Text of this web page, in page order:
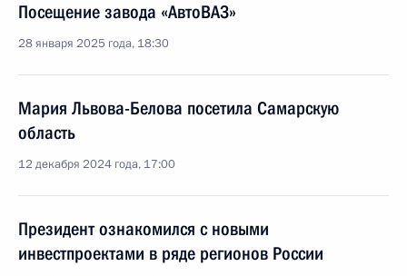
Посещение завода «АвтоВАЗ»
28 января 2025 года, 18:30
Мария Львова-Белова посетила Самарскую
область
12 декабря 2024 года, 17:00
Президент ознакомился с новыми
инвестпроектами в ряде регионов России